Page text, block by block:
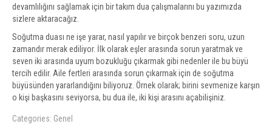
devamlılığını sağlamak için bir takım dua çalışmalarını bu yazımızda
sizlere aktaracağız.
Soğutma duası ne işe yarar, nasıl yapılır ve birçok benzeri soru, uzun
zamandır merak ediliyor. İlk olarak eşler arasında sorun yaratmak ve
seven iki arasında uyum bozukluğu çıkarmak gibi nedenler ile bu büyü
tercih edilir. Aile fertleri arasında sorun çıkarmak için de soğutma
büyüsünden yararlandığını biliyoruz. Örnek olarak; birini sevmenize karşın
o kişi başkasını seviyorsa, bu dua ile, iki kişi arasını açabilişiniz.
Categories: Genel